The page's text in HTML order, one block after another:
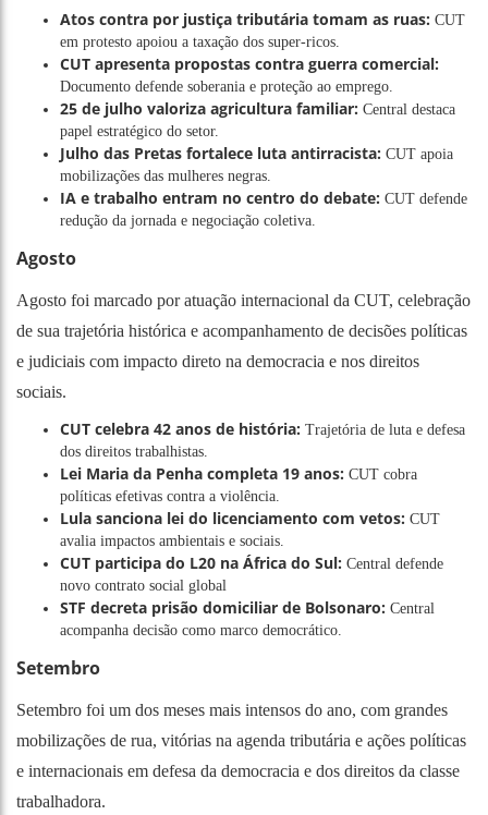
Atos contra por justiça tributária tomam as ruas: CUT
em protesto apoiou a taxação dos super-ricos.
CUT apresenta propostas contra guerra comercial:
Documento defende soberania e proteção ao emprego.
25 de julho valoriza agricultura familiar: Central destaca
papel estratégico do setor.
Julho das Pretas fortalece luta antirracista: CUT apoia
mobilizações das mulheres negras.
IA e trabalho entram no centro do debate: CUT defende
redução da jornada e negociação coletiva.
Agosto
Agosto foi marcado por atuação internacional da CUT, celebração
de sua trajetória histórica e acompanhamento de decisões políticas
e judiciais com impacto direto na democracia e nos direitos
sociais.
CUT celebra 42 anos de história: Trajetória de luta e defesa
dos direitos trabalhistas.
Lei Maria da Penha completa 19 anos: CUT cobra
políticas efetivas contra a violência.
Lula sanciona lei do licenciamento com vetos: CUT
avalia impactos ambientais e sociais.
CUT participa do L20 na África do Sul: Central defende
novo contrato social global
STF decreta prisão domiciliar de Bolsonaro: Central
acompanha decisão como marco democrático.
Setembro
Setembro foi um dos meses mais intensos do ano, com grandes
mobilizações de rua, vitórias na agenda tributária e ações políticas
e internacionais em defesa da democracia e dos direitos da classe
trabalhadora.